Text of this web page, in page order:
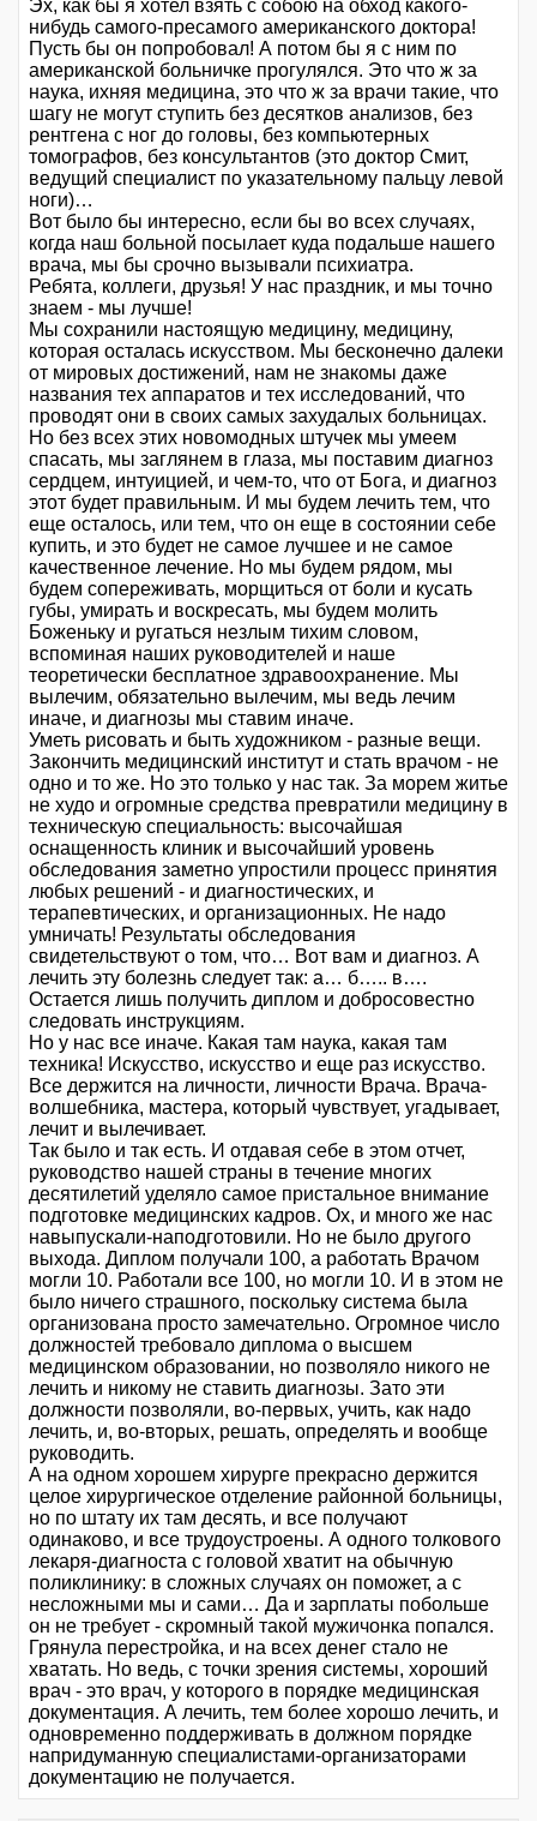
Эх, как бы я хотел взять с собою на обход какого-
нибудь самого-пресамого американского доктора!
Пусть бы он попробовал! А потом бы я с ним по
американской больничке прогулялся. Это что ж за
наука, ихняя медицина, это что ж за врачи такие, что
шагу не могут ступить без десятков анализов, без
рентгена с ног до головы, без компьютерных
томографов, без консультантов (это доктор Смит,
ведущий специалист по указательному пальцу левой
ноги)…
Вот было бы интересно, если бы во всех случаях,
когда наш больной посылает куда подальше нашего
врача, мы бы срочно вызывали психиатра.
Ребята, коллеги, друзья! У нас праздник, и мы точно
знаем - мы лучше!
Мы сохранили настоящую медицину, медицину,
которая осталась искусством. Мы бесконечно далеки
от мировых достижений, нам не знакомы даже
названия тех аппаратов и тех исследований, что
проводят они в своих самых захудалых больницах.
Но без всех этих новомодных штучек мы умеем
спасать, мы заглянем в глаза, мы поставим диагноз
сердцем, интуицией, и чем-то, что от Бога, и диагноз
этот будет правильным. И мы будем лечить тем, что
еще осталось, или тем, что он еще в состоянии себе
купить, и это будет не самое лучшее и не самое
качественное лечение. Но мы будем рядом, мы
будем сопереживать, морщиться от боли и кусать
губы, умирать и воскресать, мы будем молить
Боженьку и ругаться незлым тихим словом,
вспоминая наших руководителей и наше
теоретически бесплатное здравоохранение. Мы
вылечим, обязательно вылечим, мы ведь лечим
иначе, и диагнозы мы ставим иначе.
Уметь рисовать и быть художником - разные вещи.
Закончить медицинский институт и стать врачом - не
одно и то же. Но это только у нас так. За морем житье
не худо и огромные средства превратили медицину в
техническую специальность: высочайшая
оснащенность клиник и высочайший уровень
обследования заметно упростили процесс принятия
любых решений - и диагностических, и
терапевтических, и организационных. Не надо
умничать! Результаты обследования
свидетельствуют о том, что… Вот вам и диагноз. А
лечить эту болезнь следует так: а… б….. в….
Остается лишь получить диплом и добросовестно
следовать инструкциям.
Но у нас все иначе. Какая там наука, какая там
техника! Искусство, искусство и еще раз искусство.
Все держится на личности, личности Врача. Врача-
волшебника, мастера, который чувствует, угадывает,
лечит и вылечивает.
Так было и так есть. И отдавая себе в этом отчет,
руководство нашей страны в течение многих
десятилетий уделяло самое пристальное внимание
подготовке медицинских кадров. Ох, и много же нас
навыпускали-наподготовили. Но не было другого
выхода. Диплом получали 100, а работать Врачом
могли 10. Работали все 100, но могли 10. И в этом не
было ничего страшного, поскольку система была
организована просто замечательно. Огромное число
должностей требовало диплома о высшем
медицинском образовании, но позволяло никого не
лечить и никому не ставить диагнозы. Зато эти
должности позволяли, во-первых, учить, как надо
лечить, и, во-вторых, решать, определять и вообще
руководить.
А на одном хорошем хирурге прекрасно держится
целое хирургическое отделение районной больницы,
но по штату их там десять, и все получают
одинаково, и все трудоустроены. А одного толкового
лекаря-диагноста с головой хватит на обычную
поликлинику: в сложных случаях он поможет, а с
несложными мы и сами… Да и зарплаты побольше
он не требует - скромный такой мужичонка попался.
Грянула перестройка, и на всех денег стало не
хватать. Но ведь, с точки зрения системы, хороший
врач - это врач, у которого в порядке медицинская
документация. А лечить, тем более хорошо лечить, и
одновременно поддерживать в должном порядке
напридуманную специалистами-организаторами
документацию не получается.